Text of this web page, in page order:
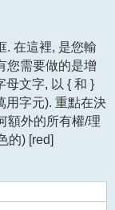
. 在這裡, 是您輸
您需要做的是增
母文字, 以 { 和 }
用字元). 重點在決
額外的所有權/理
的) [red]